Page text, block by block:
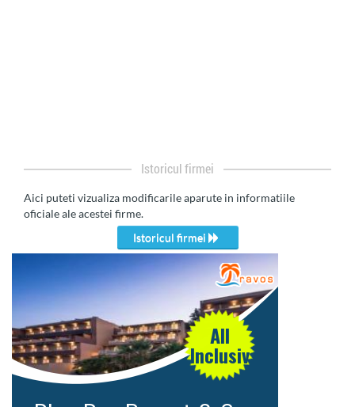
Istoricul firmei
Aici puteti vizualiza modificarile aparute in informatiile
oficiale ale acestei firme.
Istoricul firmei